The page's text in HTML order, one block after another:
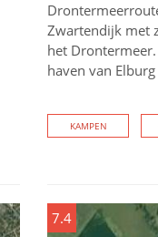
Zwartendijk met
het
haven van Elburg
KAMPEN
7.4